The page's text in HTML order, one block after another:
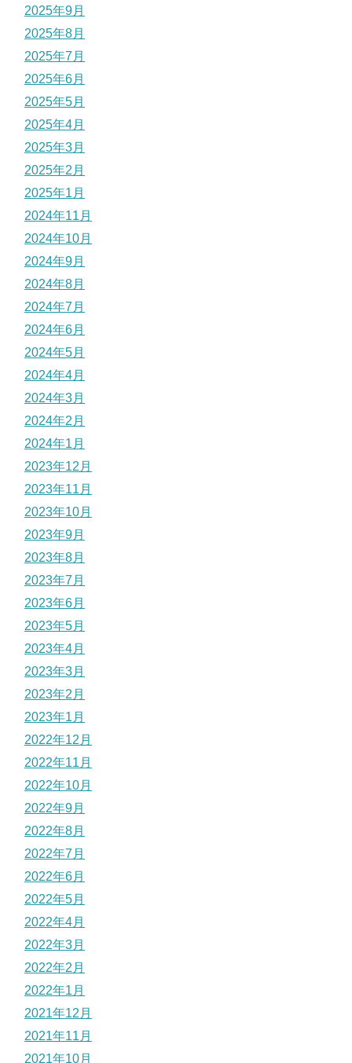
2025年9月
2025年8月
2025年7月
2025年6月
2025年5月
2025年4月
2025年3月
2025年2月
2025年1月
2024年11月
2024年10月
2024年9月
2024年8月
2024年7月
2024年6月
2024年5月
2024年4月
2024年3月
2024年2月
2024年1月
2023年12月
2023年11月
2023年10月
2023年9月
2023年8月
2023年7月
2023年6月
2023年5月
2023年4月
2023年3月
2023年2月
2023年1月
2022年12月
2022年11月
2022年10月
2022年9月
2022年8月
2022年7月
2022年6月
2022年5月
2022年4月
2022年3月
2022年2月
2022年1月
2021年12月
2021年11月
2021年10月